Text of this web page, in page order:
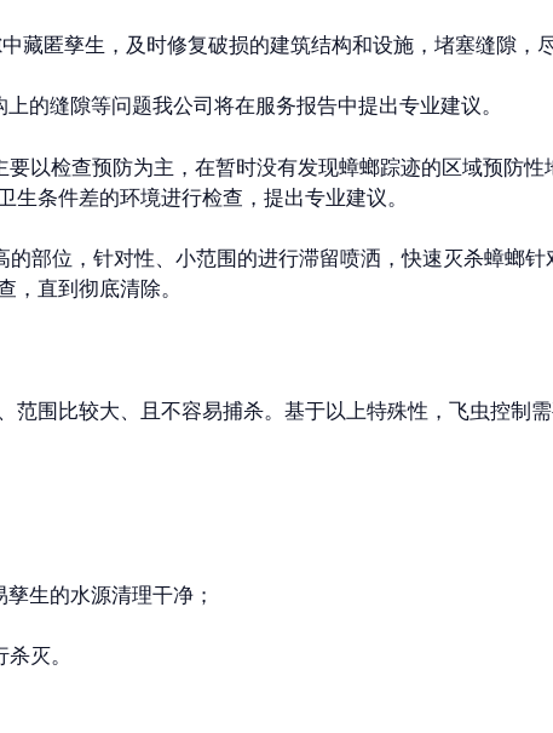
藏匿孳生，及时修复破损的建筑结构和设施，堵塞缝隙，
的缝隙等问题我公司将在服务报告中提出专业建议。
以检查预防为主，在暂时没有发现蟑螂踪迹的区域预防
生条件差的环境进行检查，提出专业建议。
部位，针对性、小范围的进行滞留喷洒，快速灭杀蟑螂
，直到彻底清除。
范围比较大、且不容易捕杀。基于以上特殊性，飞虫控制
生的水源清理干净；
灭。